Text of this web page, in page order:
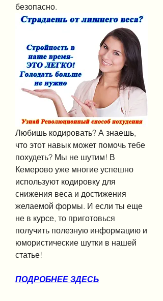
безопасно.
Любишь кодировать? А знаешь,
что этот навык может помочь тебе
похудеть? Мы не шутим! В
Кемерово уже многие успешно
используют кодировку для
снижения веса и достижения
желаемой формы. И если ты еще
не в курсе, то приготовься
получить полезную информацию и
юмористические шутки в нашей
статье!
ПОДРОБНЕЕ ЗДЕСЬ